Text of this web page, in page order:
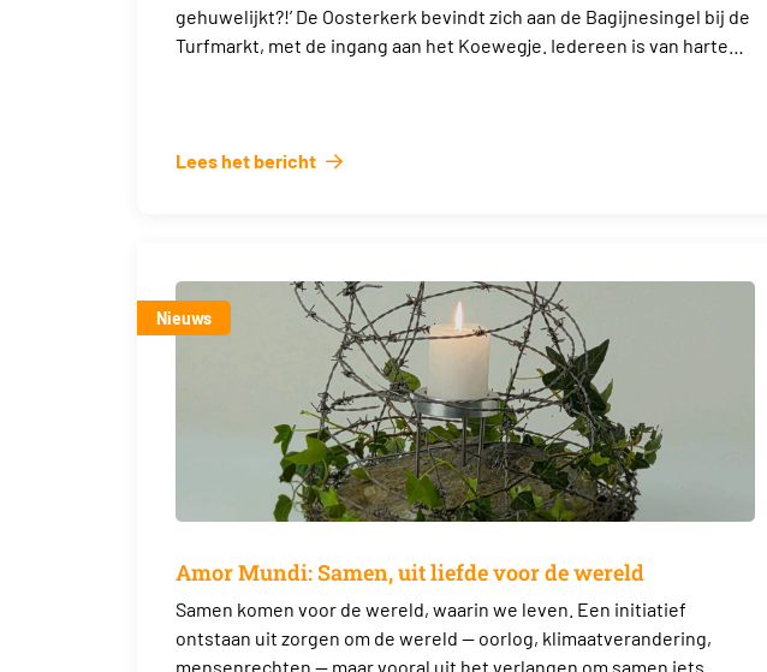
gehuwelijkt?!’ De Oosterkerk bevindt zich aan de Bagijnesingel bij de
Turfmarkt, met de ingang aan het Koewegje. Iedereen is van harte…
Lees het bericht
Nieuws
Amor Mundi: Samen, uit liefde voor de wereld
Samen komen voor de wereld, waarin we leven. Een initiatief
ontstaan uit zorgen om de wereld — oorlog, klimaatverandering,
mensenrechten — maar vooral uit het verlangen om samen iets